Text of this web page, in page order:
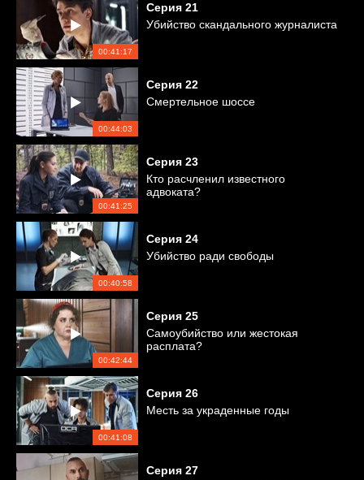
00:41:17
Серия 21
Убийство скандального журналиста
00:44:03
Серия 22
Смертельное шоссе
00:41:25
Серия 23
Кто расчленил известного
адвоката?
00:40:58
Серия 24
Убийство ради свободы
00:42:44
Серия 25
Самоубийство или жестокая
расплата?
00:41:08
Серия 26
Месть за украденные годы
Серия 27